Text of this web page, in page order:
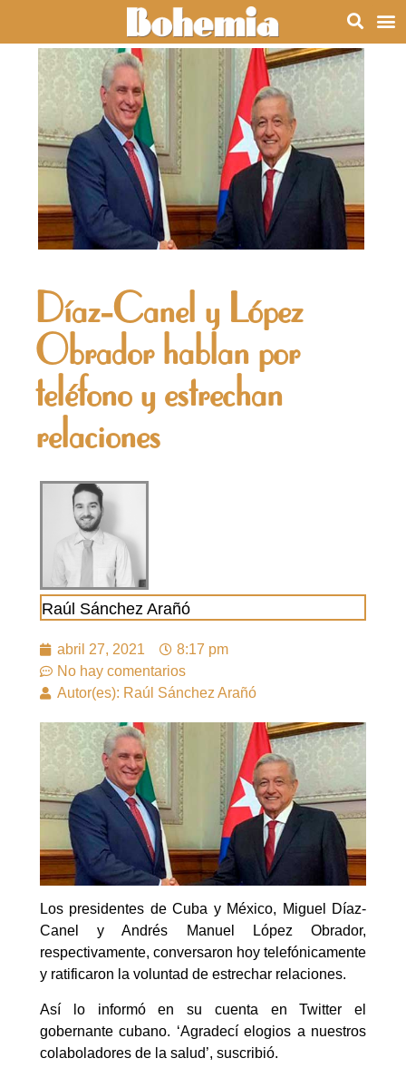
Díaz-Canel y López
Obrador hablan por
teléfono y estrechan
relaciones
Raúl Sánchez Arañó
abril 27, 2021
8:17 pm
No hay comentarios
Autor(es): Raúl Sánchez Arañó
Los presidentes de Cuba y México, Miguel Díaz-
Canel y Andrés Manuel López Obrador,
respectivamente, conversaron hoy telefónicamente
y ratificaron la voluntad de estrechar relaciones.
Así lo informó en su cuenta en Twitter el
gobernante cubano. ‘Agradecí elogios a nuestros
colaboladores de la salud’, suscribió.